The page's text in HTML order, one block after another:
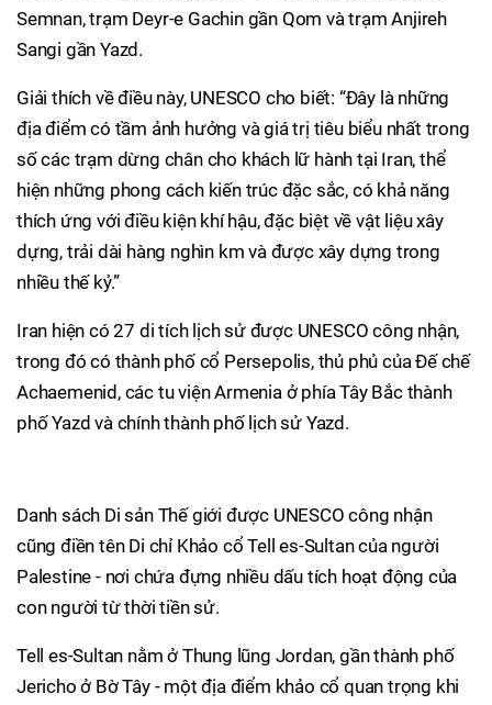
Semnan, trạm Deyr-e Gachin gần Qom và trạm Anjireh
Sangi gần Yazd.
Giải thích về điều này, UNESCO cho biết: “Đây là những
địa điểm có tầm ảnh hưởng và giá trị tiêu biểu nhất trong
số các trạm dừng chân cho khách lữ hành tại Iran, thể
hiện những phong cách kiến trúc đặc sắc, có khả năng
thích ứng với điều kiện khí hậu, đặc biệt về vật liệu xây
dựng, trải dài hàng nghìn km và được xây dựng trong
nhiều thế kỷ.”
Iran hiện có 27 di tích lịch sử được UNESCO công nhận,
trong đó có thành phố cổ Persepolis, thủ phủ của Đế chế
Achaemenid, các tu viện Armenia ở phía Tây Bắc thành
phố Yazd và chính thành phố lịch sử Yazd.
Danh sách Di sản Thế giới được UNESCO công nhận
cũng điền tên Di chỉ Khảo cổ Tell es-Sultan của người
Palestine - nơi chứa đựng nhiều dấu tích hoạt động của
con người từ thời tiền sử.
Tell es-Sultan nằm ở Thung lũng Jordan, gần thành phố
Jericho ở Bờ Tây - một địa điểm khảo cổ quan trọng khi